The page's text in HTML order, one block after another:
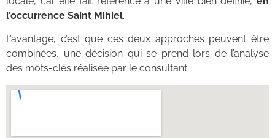
l’occurrence Saint Mihiel.
L’avantage, c’est que ces deux approches peuvent être
combinées, une décision qui se prend lors de l’analyse
des mots-clés réalisée par le consultant.